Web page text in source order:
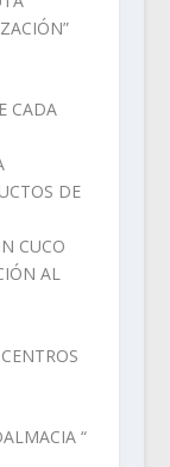
CADA
DE
CUCO
AL
“